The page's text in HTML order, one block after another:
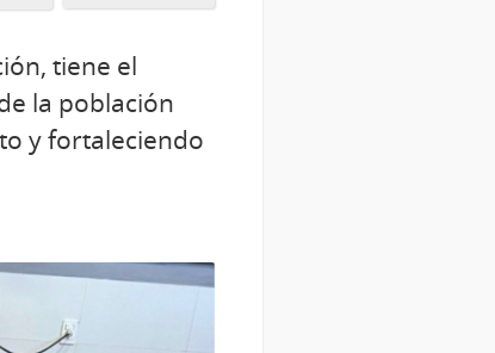
tiene el
la población
y fortaleciendo